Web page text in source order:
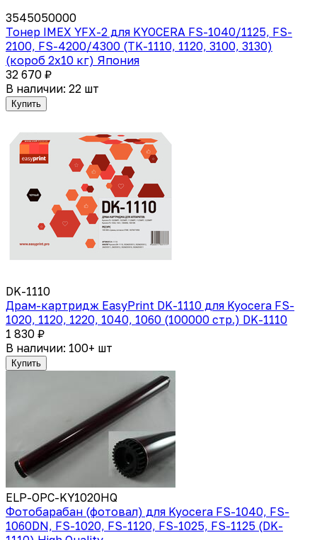
3545050000
Тонер IMEX YFX-2 для KYOCERA FS-1040/1125, FS-
2100, FS-4200/4300 (TK-1110, 1120, 3100, 3130)
(короб 2х10 кг) Япония
32 670 ₽
В наличии: 22 шт
Купить
DK-1110
Драм-картридж EasyPrint DK-1110 для Kyocera FS-
1020, 1120, 1220, 1040, 1060 (100000 стр.) DK-1110
1 830 ₽
В наличии: 100+ шт
Купить
ELP-OPC-KY1020HQ
Фотобарабан (фотовал) для Kyocera FS-1040, FS-
1060DN, FS-1020, FS-1120, FS-1025, FS-1125 (DK-